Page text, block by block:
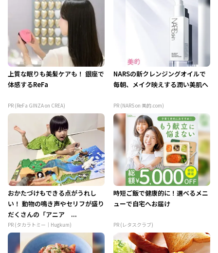
上質な眠りも美髪ケアも！ 銀座で
体感するReFa
PR (ReFa GINZA on CREA)
NARSの新クレンジングオイルで
毎朝、メイク映えする潤い美肌へ
PR (NARS on 美的.com)
おかたづけもできる点がうれし
い！ 動物の鳴き声やセリフが盛り
だくさんの「アニア ...
PR (タカラトミー｜Hugkum)
時短ご飯で健康的に！選べるメニ
ューで自宅へお届け
PR (レタスクラブ)